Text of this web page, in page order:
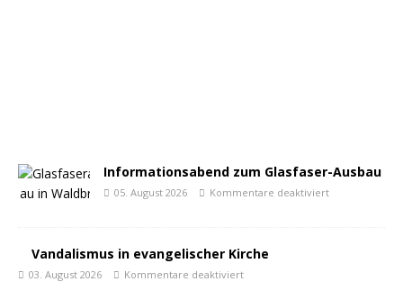
Informationsabend zum Glasfaser-Ausbau
05. August 2026 Kommentare deaktiviert
Vandalismus in evangelischer Kirche
03. August 2026 Kommentare deaktiviert